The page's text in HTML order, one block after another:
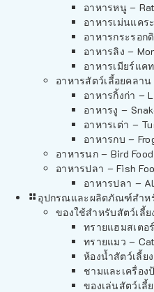
อาหารหนู –
อาหารเม่นแคร
อาหารกระรอก
อาหารลิง –
อาหารเมียร์แค
อาหารสัตว์เลี้อยคลา
อาหารกิ้งก่า –
อาหารงู –
อาหารเต่า –
อาหารกบ –
อาหารนก – Bird Food
อาหารปลา – Fish
อาหารปลา –
อุปกรณและผลิตภัณฑ์สำห
ของใช้สำหรับสัตว์เลี้ย
ทรายแฮมสเตอ
ทรายแมว –
ห้องน้ำสัตว์เลี้ย
ชามและเครื่อง
ของเล่นสัตว์เลี้